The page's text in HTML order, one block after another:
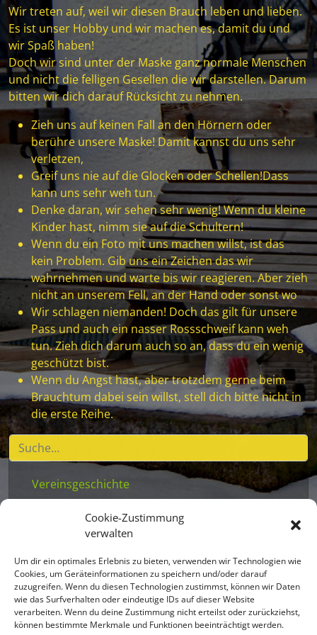
Cookie-Zustimmung
verwalten
Um dir ein optimales Erlebnis zu bieten, verwenden wir Technologien wie
Cookies, um Geräteinformationen zu speichern und/oder darauf
zuzugreifen. Wenn du diesen Technologien zustimmst, können wir Daten
wie das Surfverhalten oder eindeutige IDs auf dieser Website
verarbeiten. Wenn du deine Zustimmung nicht erteilst oder zurückziehst,
können bestimmte Merkmale und Funktionen beeinträchtigt werden.
Wir treten auf, weil wir diesen Brauch leben und lieben.
Es ist unser Hobby und wir machen es, damit du und
wir Spaß haben!
Doch wir sind unter der Maske ganz normale Menschen
und nicht die felligen Gesellen die wir darstellen. Darum
bitten wir dich darauf Rücksicht zu nehmen.
Zieh uns auf keinen Fall an den Hörnern oder
berühre unsere Maske! Damit kannst du uns sehr
verletzen,
Greif uns nie auf die Glocken oder Schellen!Dass
kann uns sehr weh tun.
Denke daran, wir sehen sehr wenig! Wenn du kleine
Kinder hast, nimm sie auf die Schultern!
Wenn du ein Foto mit uns machen willst, ist das
kein Problem. Gib uns ein Zeichen das wir
wahrnehmen und warte bis wir reagieren. Aber zieh
nicht an unserem Fell, an der Hand oder sonst wo
Wir schlagen niemanden! Doch das gilt für unsere
Pass und auch ein nasser Rossschweif kann weh
tun. Zieh dich darum auch so an, dass du ein wenig
geschützt bist.
Wenn du Angst hast, aber trotzdem gerne beim
Brauchtum dabei sein willst, stell dich bitte nicht in
die erste Reihe.
Vereinsgeschichte
Vereinsleben
Mitglieder
Masken
Brauchtum